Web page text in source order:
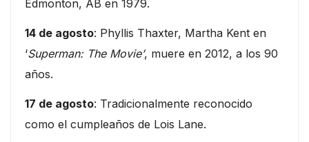
Edmonton, AB en 1979.
14 de agosto: Phyllis Thaxter, Martha Kent en
‘Superman: The Movie’, muere en 2012, a los 90
años.
17 de agosto: Tradicionalmente reconocido
como el cumpleaños de Lois Lane.